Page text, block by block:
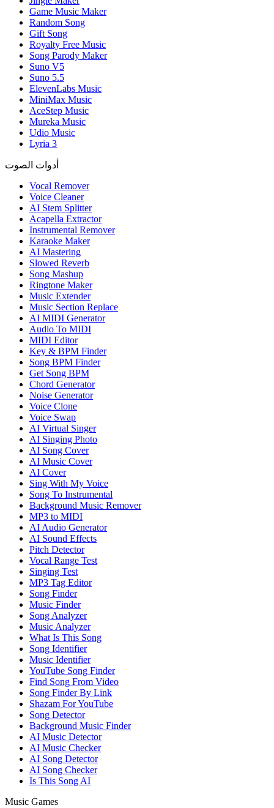
Game Music Maker
Random Song
Gift Song
Royalty Free Music
Song Parody Maker
Suno V5
Suno 5.5
ElevenLabs Music
MiniMax Music
AceStep Music
Mureka Music
Udio Music
Lyria 3
أدوات الصوت
Vocal Remover
Voice Cleaner
AI Stem Splitter
Acapella Extractor
Instrumental Remover
Karaoke Maker
AI Mastering
Slowed Reverb
Song Mashup
Ringtone Maker
Music Extender
Music Section Replace
AI MIDI Generator
Audio To MIDI
MIDI Editor
Key & BPM Finder
Song BPM Finder
Get Song BPM
Chord Generator
Noise Generator
Voice Clone
Voice Swap
AI Virtual Singer
AI Singing Photo
AI Song Cover
AI Music Cover
AI Cover
Sing With My Voice
Song To Instrumental
Background Music Remover
MP3 to MIDI
AI Audio Generator
AI Sound Effects
Pitch Detector
Vocal Range Test
Singing Test
MP3 Tag Editor
Song Finder
Music Finder
Song Analyzer
Music Analyzer
What Is This Song
Song Identifier
Music Identifier
YouTube Song Finder
Find Song From Video
Song Finder By Link
Shazam For YouTube
Song Detector
Background Music Finder
AI Music Detector
AI Music Checker
AI Song Detector
AI Song Checker
Is This Song AI
Music Games